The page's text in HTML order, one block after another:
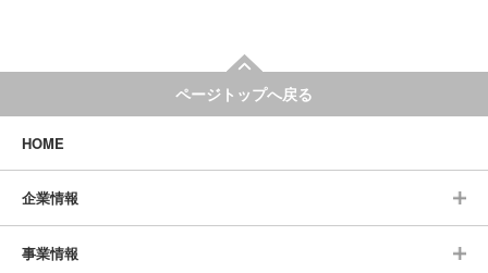
ページトップへ戻る
HOME
企業情報
事業情報